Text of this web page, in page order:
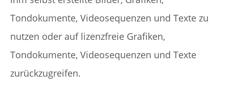
Tondokumente, Videosequenzen und Texte zu
nutzen oder auf lizenzfreie Grafiken,
Tondokumente, Videosequenzen und Texte
zurückzugreifen.